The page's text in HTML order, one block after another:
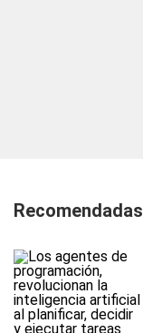
Recomendadas